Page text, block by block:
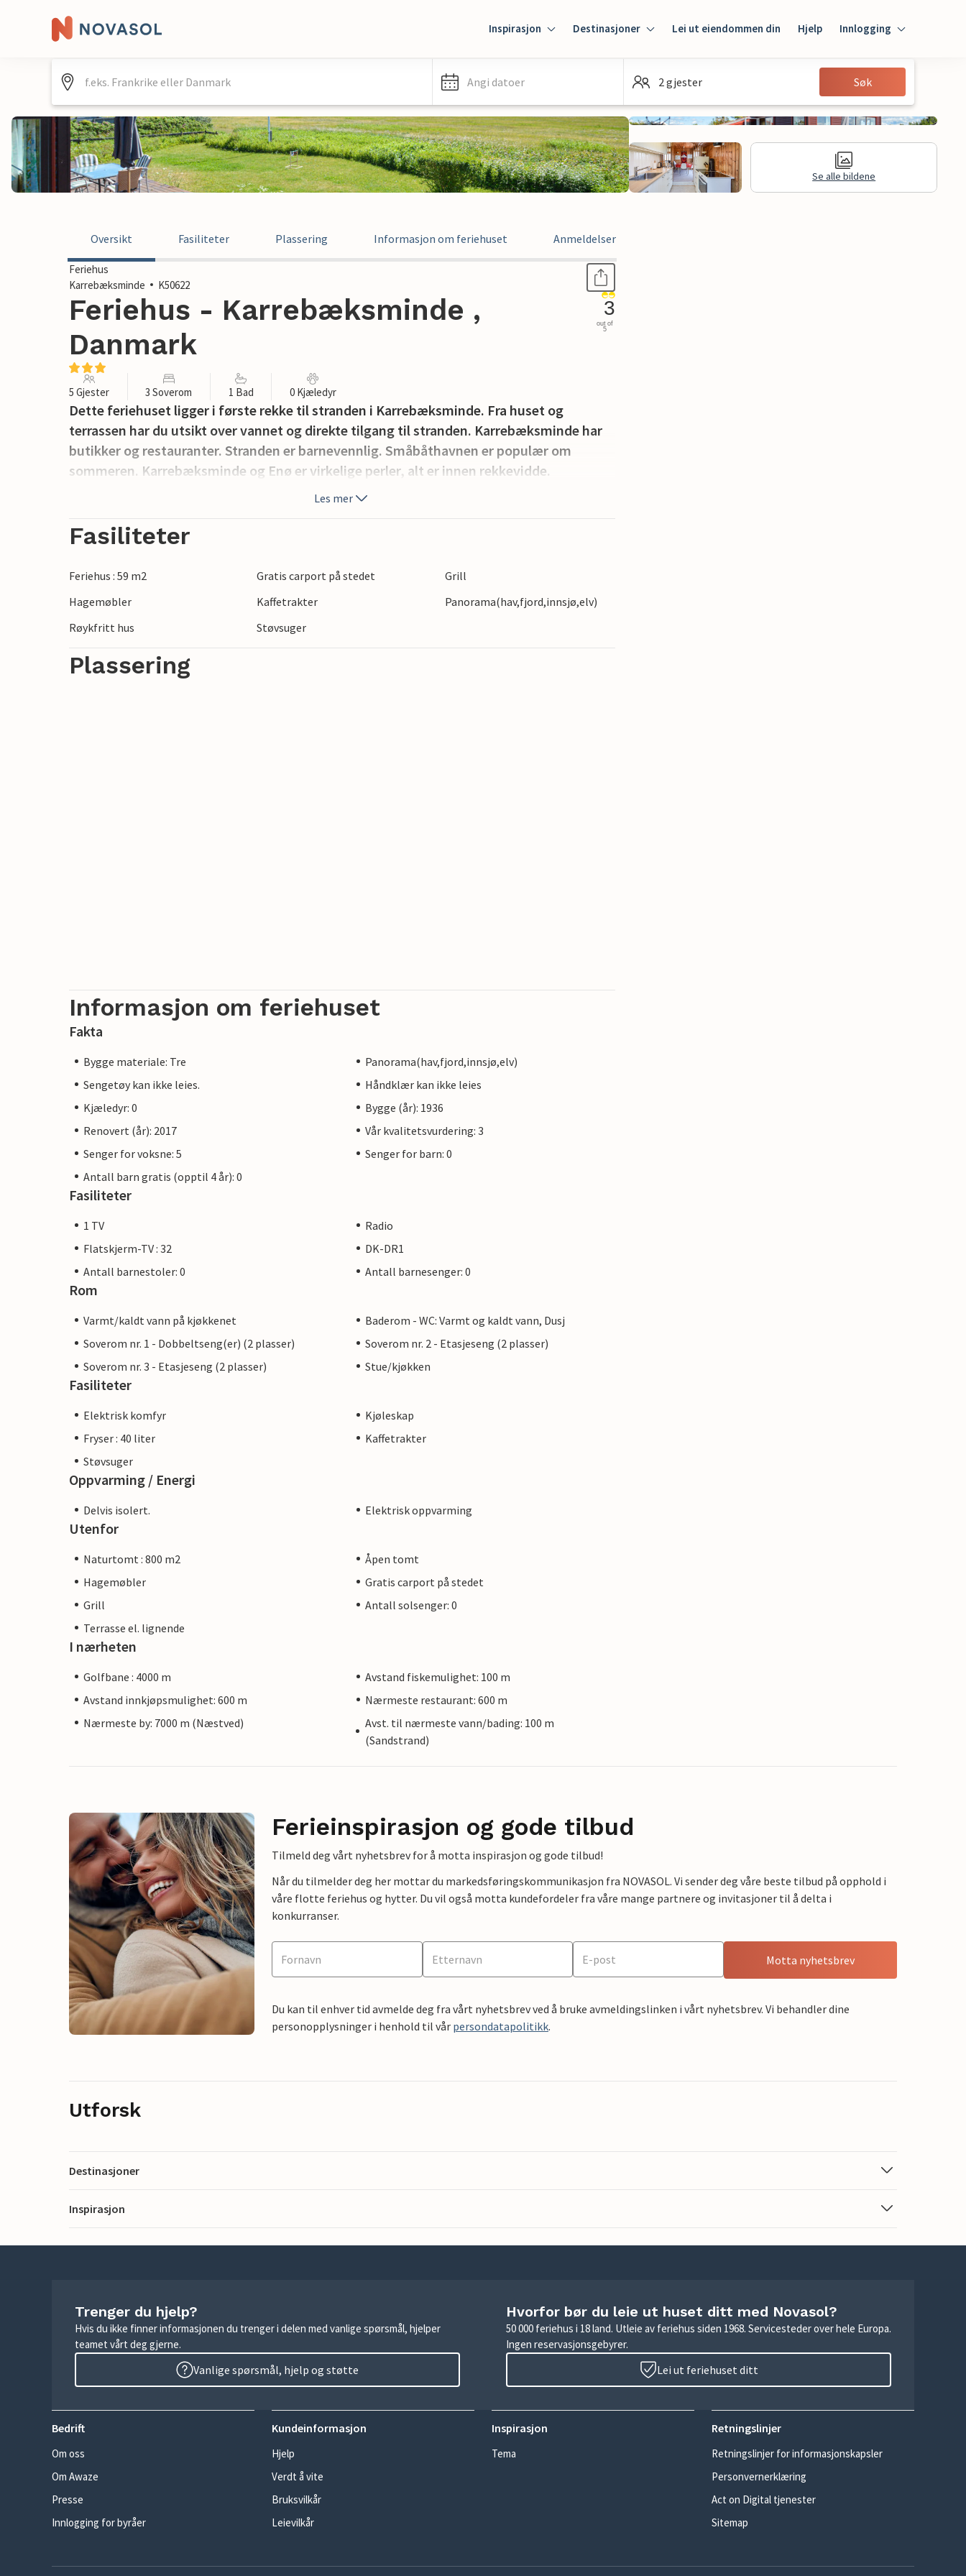
Inspirasjon Destinasjoner Lei ut eiendommen din Hjelp Innlogging
Innlogging
Gjest
Angi datoer 2 gjester Søk
Se alle bildene
Oversikt Fasiliteter Plassering Informasjon om feriehuset Anmeldelser
Feriehus
Karrebæksminde
K50622
Feriehus - Karrebæksminde ,
Danmark
3
out of
5
5 Gjester 3 Soverom 1 Bad 0 Kjæledyr
Dette feriehuset ligger i første rekke til stranden i Karrebæksminde. Fra huset og
terrassen har du utsikt over vannet og direkte tilgang til stranden. Karrebæksminde har
butikker og restauranter. Stranden er barnevennlig. Småbåthavnen er populær om
sommeren. Karrebæksminde og Enø er virkelige perler, alt er innen rekkevidde.
Les mer
Fasiliteter
Feriehus : 59 m2 Gratis carport på stedet
Grill
Hagemøbler
Kaffetrakter
Panorama(hav,fjord,innsjø,elv)
Røykfritt hus
Støvsuger
Plassering
Informasjon om feriehuset
Fakta
Bygge materiale: Tre
Panorama(hav,fjord,innsjø,elv)
Sengetøy kan ikke leies.
Håndklær kan ikke leies
Kjæledyr: 0
Bygge (år): 1936
Renovert (år): 2017
Vår kvalitetsvurdering: 3
Senger for voksne: 5
Senger for barn: 0
Antall barn gratis (opptil 4 år): 0
Fasiliteter
1 TV
Radio
Flatskjerm-TV : 32
DK-DR1
Antall barnestoler: 0
Antall barnesenger: 0
Rom
Varmt/kaldt vann på kjøkkenet
Baderom - WC: Varmt og kaldt vann, Dusj
Soverom nr. 1 - Dobbeltseng(er) (2 plasser)
Soverom nr. 2 - Etasjeseng (2 plasser)
Soverom nr. 3 - Etasjeseng (2 plasser)
Stue/kjøkken
Fasiliteter
Elektrisk komfyr
Kjøleskap
Fryser : 40 liter
Kaffetrakter
Støvsuger
Oppvarming / Energi
Delvis isolert. Elektrisk oppvarming
Utenfor
Naturtomt : 800 m2
Åpen tomt
Hagemøbler
Gratis carport på stedet
Grill
Antall solsenger: 0
Terrasse el. lignende
I nærheten
Golfbane : 4000 m
Avstand fiskemulighet: 100 m
Avstand innkjøpsmulighet: 600 m
Nærmeste restaurant: 600 m
Nærmeste by: 7000 m (Næstved)
Avst. til nærmeste vann/bading: 100 m
(Sandstrand)
Ferieinspirasjon og gode tilbud
Tilmeld deg vårt nyhetsbrev for å motta inspirasjon og gode tilbud!
Når du tilmelder deg her mottar du markedsføringskommunikasjon fra NOVASOL. Vi sender deg våre beste tilbud på opphold i
våre flotte feriehus og hytter. Du vil også motta kundefordeler fra våre mange partnere og invitasjoner til å delta i
konkurranser.
Motta nyhetsbrev
Du kan til enhver tid avmelde deg fra vårt nyhetsbrev ved å bruke avmeldingslinken i vårt nyhetsbrev. Vi behandler dine
personopplysninger i henhold til vår persondatapolitikk.
Utforsk
Destinasjoner
Inspirasjon
Trenger du hjelp?
Hvis du ikke finner informasjonen du trenger i delen med vanlige spørsmål, hjelper
teamet vårt deg gjerne.
Vanlige spørsmål, hjelp og støtte
Hvorfor bør du leie ut huset ditt med Novasol?
50 000 feriehus i 18 land. Utleie av feriehus siden 1968. Servicesteder over hele Europa.
Ingen reservasjonsgebyrer.
Lei ut feriehuset ditt
Bedrift
Om oss
Om Awaze
Presse
Innlogging for byråer
Kundeinformasjon
Hjelp
Verdt å vite
Bruksvilkår
Leievilkår
Inspirasjon
Tema
Retningslinjer
Retningslinjer for informasjonskapsler
Personvernerklæring
Act on Digital tjenester
Sitemap